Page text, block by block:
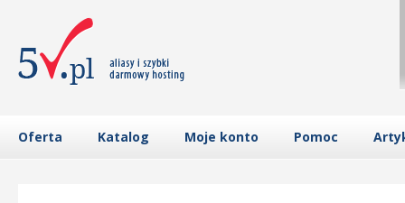
Oferta Katalog Moje konto Pomoc